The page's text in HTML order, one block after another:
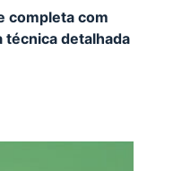
completa com
técnica detalhada